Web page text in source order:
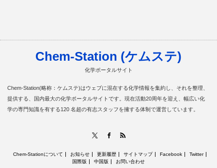
Chem-Station (ケムステ)
化学ポータルサイト
Chem-Station(略称：ケムステ)はウェブに混在する化学情報を集約し、それを整理、
提供する、国内最大の化学ポータルサイトです。現在活動20周年を迎え、幅広い化
学の専門知識を有する120 名超の有志スタッフを擁する体制で運営しています。
Facebook
Chem-Stationについて お知らせ 更新履歴 サイトマップ Facebook
Twitter
国際版
中国版 お問い合わせ